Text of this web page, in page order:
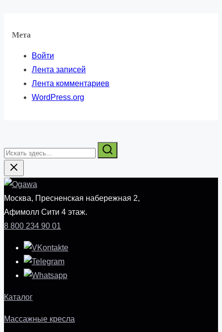
Мета
Войти
Лента записей
Лента комментариев
WordPress.org
Искать
здесь...
Москва, Пресненская набережная 2,
Афимолл Сити 4 этаж.
8 800 234 90 01
Каталог
Массажные кресла